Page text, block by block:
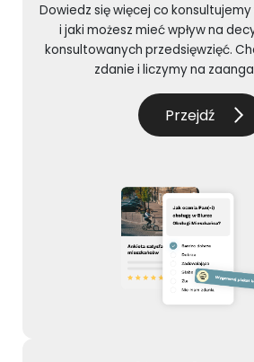
Dowiedz się więcej co
i jaki możesz mieć wpływ na
konsultowanych przedsięwzięć.
zdanie i liczymy na
Przejdź